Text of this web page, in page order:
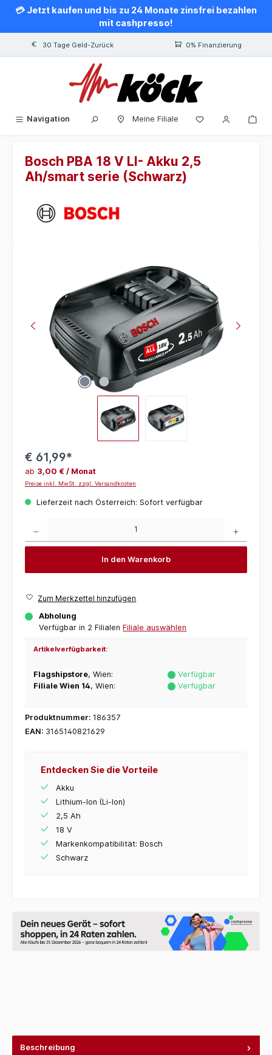
springen
💳 Jetzt kaufen und bis zu 24 Monate zinsfrei bezahlen
mit cashpresso!
30 Tage Geld-Zurück 0% Finanzierung
Navigation Meine Filiale
Bosch PBA 18 V LI- Akku 2,5
Ah/smart serie (Schwarz)
€ 61,99*
ab 3,00 € / Monat
Preise inkl. MwSt. zzgl. Versandkosten
Lieferzeit nach Österreich: Sofort verfügbar
In den Warenkorb
Zum Merkzettel hinzufügen
Abholung
Verfügbar in 2 Filialen Filiale auswählen
Artikelverfügbarkeit:
Flagshipstore, Wien:
Verfügbar
Filiale Wien 14, Wien: Verfügbar
Produktnummer: 186357
EAN: 3165140821629
Entdecken Sie die Vorteile
Akku
Lithium-Ion (Li-Ion)
2,5 Ah
18 V
Markenkompatibilität: Bosch
Schwarz
Beschreibung